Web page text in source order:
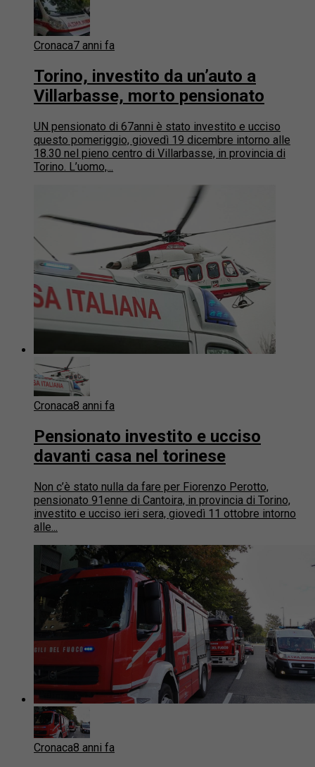
Cronaca7 anni fa
Torino, investito da un’auto a
Villarbasse, morto pensionato
UN pensionato di 67anni è stato investito e ucciso
questo pomeriggio, giovedì 19 dicembre intorno alle
18.30 nel pieno centro di Villarbasse, in provincia di
Torino. L’uomo,...
Cronaca8 anni fa
Pensionato investito e ucciso
davanti casa nel torinese
Non c’è stato nulla da fare per Fiorenzo Perotto,
pensionato 91enne di Cantoira, in provincia di Torino,
investito e ucciso ieri sera, giovedì 11 ottobre intorno
alle...
Cronaca8 anni fa